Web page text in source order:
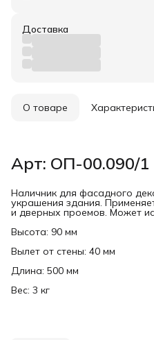
Доставка
О товаре
Арт: ОП-00.090/1
Наличник для фасадного
украшения здания.
и дверных проемов. Может
Высота: 90 мм
Вылет от стены: 40 мм
Длина: 500 мм
Вес: 3 кг